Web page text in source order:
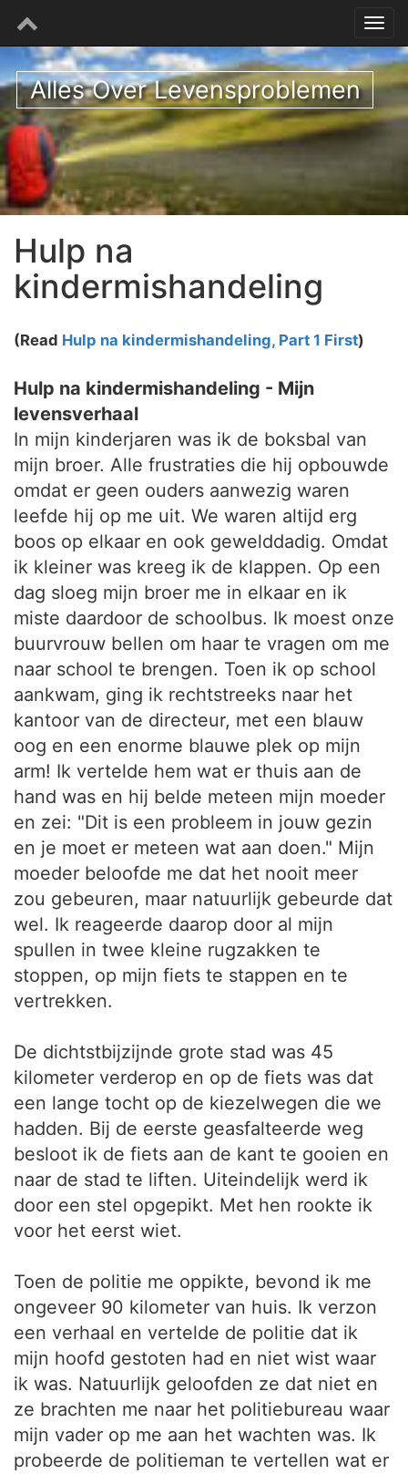
Alles Over Levensproblemen
Hulp na
kindermishandeling
(Read Hulp na kindermishandeling, Part 1 First)
Hulp na kindermishandeling - Mijn
levensverhaal
In mijn kinderjaren was ik de boksbal van
mijn broer. Alle frustraties die hij opbouwde
omdat er geen ouders aanwezig waren
leefde hij op me uit. We waren altijd erg
boos op elkaar en ook gewelddadig. Omdat
ik kleiner was kreeg ik de klappen. Op een
dag sloeg mijn broer me in elkaar en ik
miste daardoor de schoolbus. Ik moest onze
buurvrouw bellen om haar te vragen om me
naar school te brengen. Toen ik op school
aankwam, ging ik rechtstreeks naar het
kantoor van de directeur, met een blauw
oog en een enorme blauwe plek op mijn
arm! Ik vertelde hem wat er thuis aan de
hand was en hij belde meteen mijn moeder
en zei: "Dit is een probleem in jouw gezin
en je moet er meteen wat aan doen." Mijn
moeder beloofde me dat het nooit meer
zou gebeuren, maar natuurlijk gebeurde dat
wel. Ik reageerde daarop door al mijn
spullen in twee kleine rugzakken te
stoppen, op mijn fiets te stappen en te
vertrekken.
De dichtstbijzijnde grote stad was 45
kilometer verderop en op de fiets was dat
een lange tocht op de kiezelwegen die we
hadden. Bij de eerste geasfalteerde weg
besloot ik de fiets aan de kant te gooien en
naar de stad te liften. Uiteindelijk werd ik
door een stel opgepikt. Met hen rookte ik
voor het eerst wiet.
Toen de politie me oppikte, bevond ik me
ongeveer 90 kilometer van huis. Ik verzon
een verhaal en vertelde de politie dat ik
mijn hoofd gestoten had en niet wist waar
ik was. Natuurlijk geloofden ze dat niet en
ze brachten me naar het politiebureau waar
mijn vader op me aan het wachten was. Ik
probeerde de politieman te vertellen wat er